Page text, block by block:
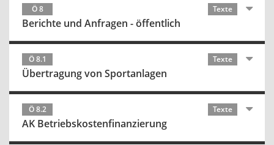
Ö 8 Texte
Berichte und Anfragen - öffentlich
Ö 8.1 Texte
Übertragung von Sportanlagen
Ö 8.2 Texte
AK Betriebskostenfinanzierung